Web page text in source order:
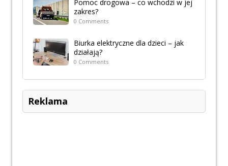
Pomoc drogowa – co wchodzi w jej
zakres?
0 Comments
Biurka elektryczne dla dzieci – jak
działają?
0 Comments
Reklama